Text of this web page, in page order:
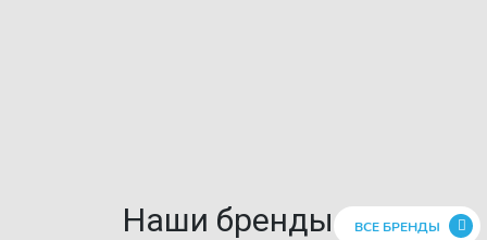
Наши бренды ВСЕ БРЕНДЫ